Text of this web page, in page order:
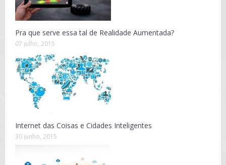
Pra que serve essa tal de Realidade Aumentada?
07 julho, 2015
Internet das Coisas e Cidades Inteligentes
30 junho, 2015